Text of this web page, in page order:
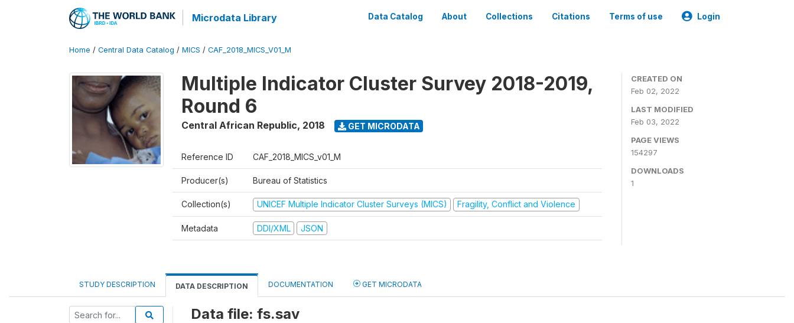
Microdata Library Data Catalog About Collections Citations Terms of use Login
Home / Central Data Catalog / MICS / CAF_2018_MICS_V01_M
Multiple Indicator Cluster Survey 2018-2019,
Round 6
Central African Republic, 2018 GET MICRODATA
Reference ID CAF_2018_MICS_v01_M
Producer(s) Bureau of Statistics
Collection(s) UNICEF Multiple Indicator Cluster Surveys (MICS) Fragility, Conflict and Violence
Metadata DDI/XML JSON
CREATED ON
Feb 02, 2022
LAST MODIFIED
Feb 03, 2022
PAGE VIEWS
154297
DOWNLOADS
1
STUDY DESCRIPTION DATA DESCRIPTION DOCUMENTATION GET MICRODATA
Data file: fs.sav